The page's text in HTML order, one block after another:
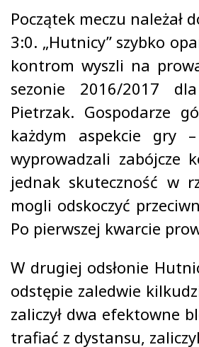
Początek meczu należał
3:0. „Hutnicy” szybko
kontrom wyszli na
sezonie 2016/2017
Pietrzak. Gospodarze
każdym aspekcie gry
wyprowadzali zabójcze
jednak skuteczność w
mogli odskoczyć
Po pierwszej kwarcie
W drugiej odsłonie
odstępie zaledwie
zaliczył dwa efektowne
trafiać z dystansu,